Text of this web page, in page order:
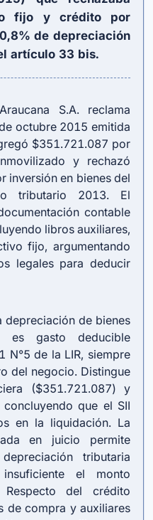
fijo y crédito por
de depreciación
artículo 33 bis.
S.A. reclama
octubre 2015 emitida
$351.721.087 por
y rechazó
inversión en bienes del
tributario 2013. El
contable
libros auxiliares,
fijo, argumentando
legales para deducir
depreciación de bienes
es gasto deducible
de la LIR, siempre
del negocio. Distingue
($351.721.087) y
que el SII
en la liquidación. La
en juicio permite
tributaria
el monto
Respecto del crédito
de compra y auxiliares